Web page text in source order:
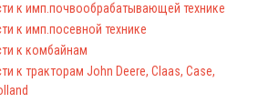
к имп.почвообрабатывающей технике
к имп.посевной технике
к комбайнам
к тракторам John Deere, Claas, Case,